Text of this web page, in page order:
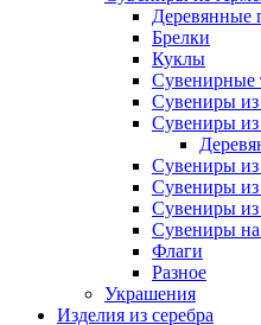
Деревянные
Брелки
Куклы
Сувенирные
Сувениры из
Сувениры из
Сувениры
Сувениры из
Сувениры из
Сувениры
Флаги
Разное
Украшения
Изделия из серебра